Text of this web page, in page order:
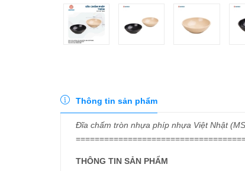
Thông tin sản phẩm
Đĩa chấm tròn nhựa phíp nhựa Việt Nhật
THÔNG TIN SẢN PHẨM